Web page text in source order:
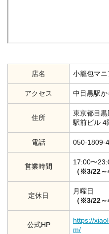
店名 小籠包マ
アクセス 中目黒駅
住所
東京都目
駅前ビル 4
電話 050-1809-
営業時間
17:00〜
（※3/22
定休日
月曜日
（※3/22～
公式HP
https://
m/